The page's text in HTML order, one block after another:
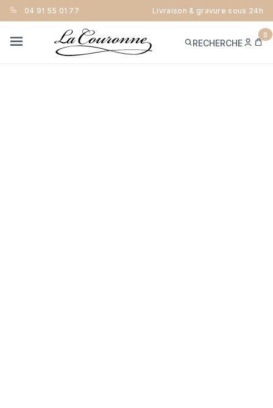
04 91 55 01 77 Livraison & gravure sous 24h
RECHERCHE
ME
0